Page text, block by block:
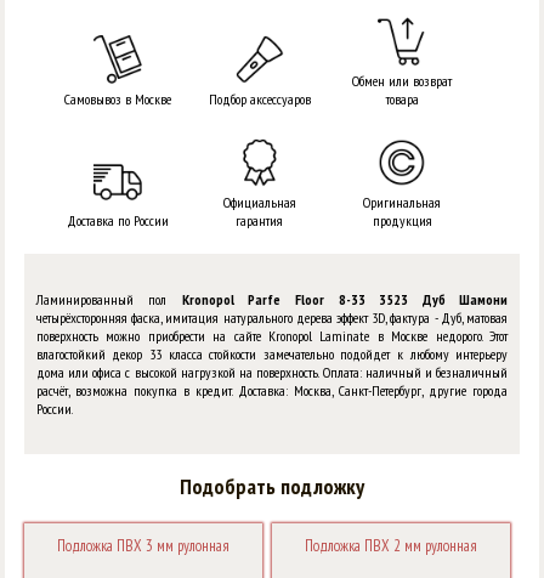
Самовывоз в Москве Подбор аксессуаров
Обмен или возврат
товара
Доставка по России
Официальная
гарантия
Оригинальная
продукция
Ламинированный пол Kronopol Parfe Floor 8-33 3523 Дуб Шамони
четырёхсторонняя фаска, имитация натурального дерева эффект 3D, фактура - Дуб, матовая
поверхность можно приобрести на сайте Kronopol Laminate в Москве недорого. Этот
влагостойкий декор 33 класса стойкости замечательно подойдет к любому интерьеру
дома или офиса с высокой нагрузкой на поверхность. Оплата: наличный и безналичный
расчёт, возможна покупка в кредит. Доставка: Москва, Санкт-Петербург, другие города
России.
Подобрать подложку
Подложка ПВХ 3 мм рулонная Подложка ПВХ 2 мм рулонная